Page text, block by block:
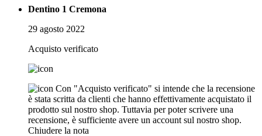
Dentino 1 Cremona
29 agosto 2022
Acquisto verificato
Con "Acquisto verificato" si intende che la recensione
è stata scritta da clienti che hanno effettivamente acquistato il
prodotto sul nostro shop. Tuttavia per poter scrivere una
recensione, è sufficiente avere un account sul nostro shop.
Chiudere la nota